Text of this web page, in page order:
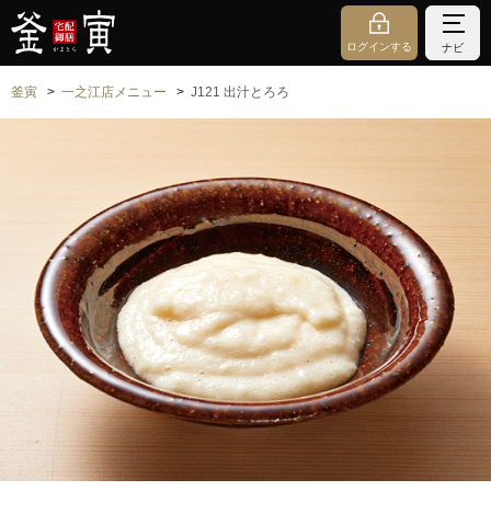
ログインする ナビ
釜寅 一之江店メニュー J121 出汁とろろ